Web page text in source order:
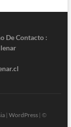
De Contacto :
| WordPress| ©